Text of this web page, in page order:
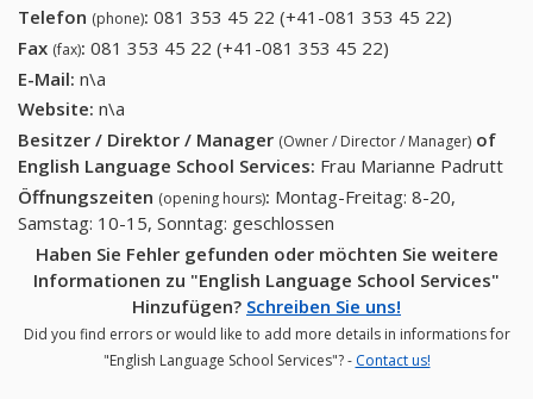
Telefon (phone): 081 353 45 22 (+41-081 353 45 22)
Fax (fax): 081 353 45 22 (+41-081 353 45 22)
E-Mail: n\a
Website: n\a
Besitzer / Direktor / Manager (Owner / Director / Manager) of
English Language School Services: Frau Marianne Padrutt
Öffnungszeiten (opening hours): Montag-Freitag: 8-20,
Samstag: 10-15, Sonntag: geschlossen
Haben Sie Fehler gefunden oder möchten Sie weitere
Informationen zu "English Language School Services"
Hinzufügen? Schreiben Sie uns!
Did you find errors or would like to add more details in informations for
"English Language School Services"? - Contact us!